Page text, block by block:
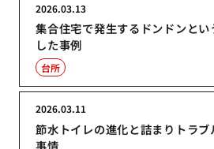
集合住宅で発生するドンドンと
した事例
2026.03.13
台所
節水トイレの進化と詰まりトラ
事情
2026.03.11